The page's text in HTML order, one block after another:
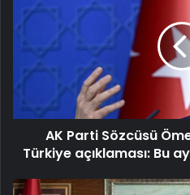
Sözcüsü
Ömer
Çelik'ten
terörsüz
Türkiye
açıklaması:
Bu
yeni
olabilir
AK Parti Sözcüsü
Türkiye açıklaması: Bu
KONUTDER'in